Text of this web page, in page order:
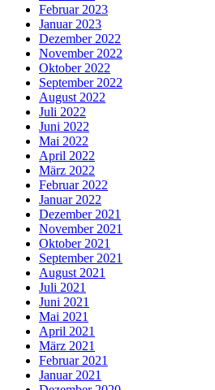
Februar 2023
Januar 2023
Dezember 2022
November 2022
Oktober 2022
September 2022
August 2022
Juli 2022
Juni 2022
Mai 2022
April 2022
März 2022
Februar 2022
Januar 2022
Dezember 2021
November 2021
Oktober 2021
September 2021
August 2021
Juli 2021
Juni 2021
Mai 2021
April 2021
März 2021
Februar 2021
Januar 2021